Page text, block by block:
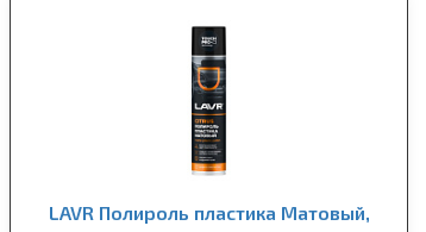
LAVR Полироль пластика Матовый,